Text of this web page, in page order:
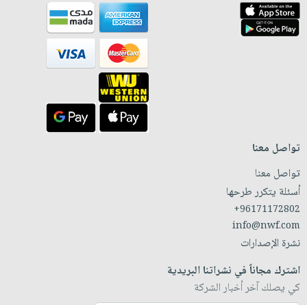
تواصل معنا
تواصل معنا
أسئلة يتكرر طرحها
+96171172802
info@nwf.com
نشرة الإصدارات
اشترك مجاناً في نشراتنا البريدية
كي يصلك آخر أخبار الشركة